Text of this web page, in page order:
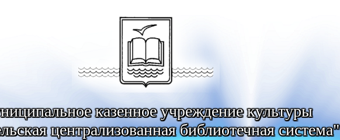
казенное учреждение культуры
централизованная библиотечная система"